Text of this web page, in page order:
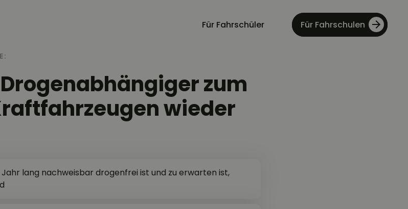
Für Fahrschüler Für Fahrschulen
zum
wieder
lang nachweisbar drogenfrei ist und zu erwarten ist,